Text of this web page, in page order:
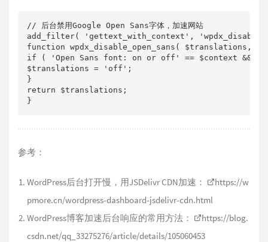
// 后台禁用Google Open Sans字体，加速网站
add_filter( 'gettext_with_context',
function wpdx_disable_open_sans( $translations,
if ( 'Open Sans font: on or off' == $context &&
$translations = 'off';
}
return $translations;
}
参考：
WordPress后台打开慢，用JSDelivr CDN加速：
https://w
pmore.cn/wordpress-dashboard-jsdelivr-cdn.html
WordPress博客加速后台响应的常用方法：
https://blog.
csdn.net/qq_33275276/article/details/105060453